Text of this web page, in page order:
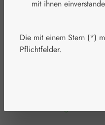
Regulärer Preis:
5,60 €
mit ihnen
Die mit einem Stern (*)
Pflichtfelder.